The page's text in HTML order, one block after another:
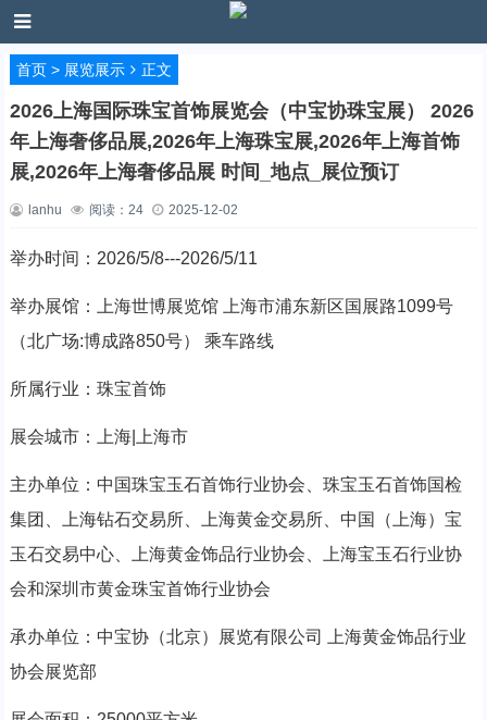
首页> 展览展示 正文
2026上海国际珠宝首饰展览会（中宝协珠宝展） 2026
年上海奢侈品展,2026年上海珠宝展,2026年上海首饰
展,2026年上海奢侈品展 时间_地点_展位预订
lanhu 阅读： 24 2025-12-02
举办时间：2026/5/8---2026/5/11
举办展馆：上海世博展览馆 上海市浦东新区国展路1099号
（北广场:博成路850号） 乘车路线
所属行业：珠宝首饰
展会城市：上海|上海市
主办单位：中国珠宝玉石首饰行业协会、珠宝玉石首饰国检
集团、上海钻石交易所、上海黄金交易所、中国（上海）宝
玉石交易中心、上海黄金饰品行业协会、上海宝玉石行业协
会和深圳市黄金珠宝首饰行业协会
承办单位：中宝协（北京）展览有限公司 上海黄金饰品行业
协会展览部